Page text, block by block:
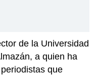
de la Universidad
a quien ha
que